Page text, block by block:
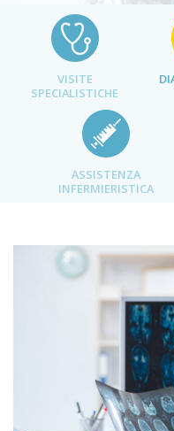
VISITE
SPECIALISTICHE
ASSISTENZA
INFERMIERISTICA